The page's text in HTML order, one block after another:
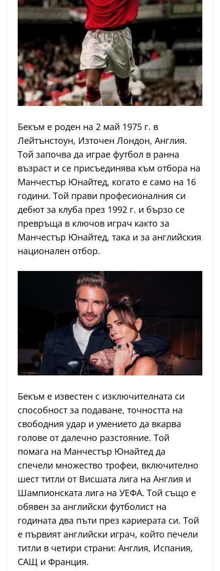
Бекъм е роден на 2 май 1975 г. в
Лейтънстоун, Източен Лондон, Англия.
Той започва да играе футбол в ранна
възраст и се присъединява към отбора на
Манчестър Юнайтед, когато е само на 16
години. Той прави професионалния си
дебют за клуба през 1992 г. и бързо се
превръща в ключов играч както за
Манчестър Юнайтед, така и за английския
национален отбор.
Бекъм е известен с изключителната си
способност за подаване, точността на
свободния удар и умението да вкарва
голове от далечно разстояние. Той
помага на Манчестър Юнайтед да
спечели множество трофеи, включително
шест титли от Висшата лига на Англия и
Шампионската лига на УЕФА. Той също е
обявен за английски футболист на
годината два пъти през кариерата си. Той
е първият английски играч, който печели
титли в четири страни: Англия, Испания,
САЩ и Франция.